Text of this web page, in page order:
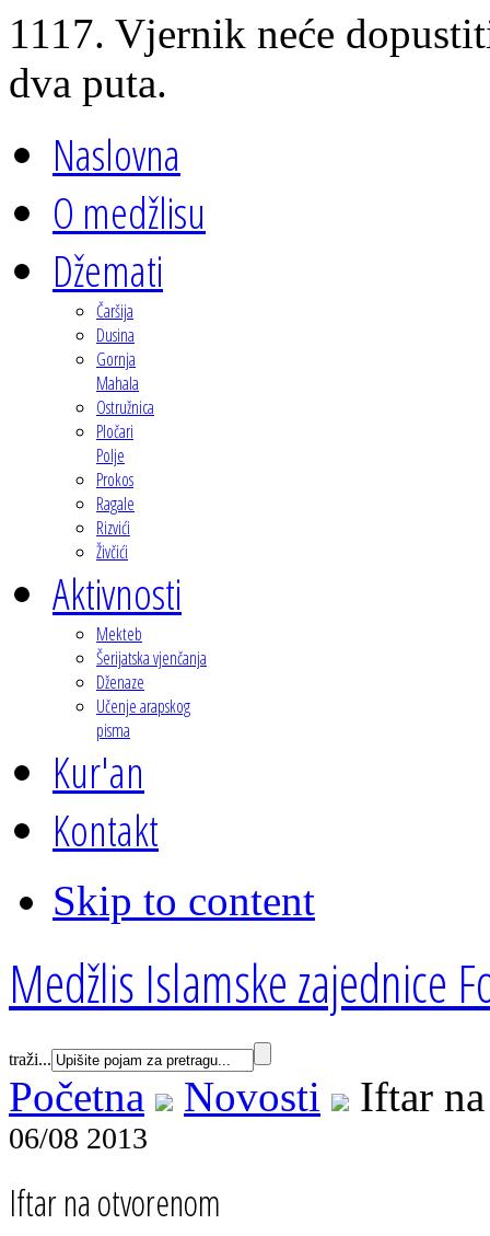
1117. Vjernik neće
dva puta.
Naslovna
O medžlisu
Džemati
Čaršija
Dusina
Gornja
Mahala
Ostružnica
Pločari
Polje
Prokos
Ragale
Rizvići
Živčići
Aktivnosti
Mekteb
Šerijatska vjenčanja
Dženaze
Učenje arapskog
pisma
Kur'an
Kontakt
Skip to content
Medžlis Islamske zajednice
traži...
Početna Novosti Iftar
06/08 2013
Iftar na otvorenom